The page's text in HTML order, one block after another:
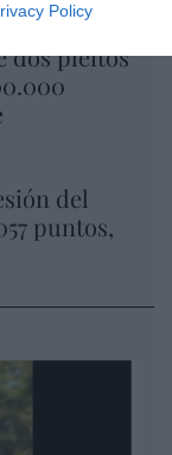
Policy
dos pleitos
del
puntos,